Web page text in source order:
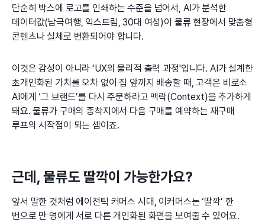
단순히 박스에 로고를 인쇄하는 수준을 넘어서, AI가 분석한
데이터값(남극여행, 익스트림, 30대 여성)이 물류 현장에서 맞춤형
콘텐츠나 실체로 변환되어야 합니다.
이것은 감성이 아니라 ‘UX의 물리적 출력 과정'입니다. AI가 설계한
초개인화된 가치를 오차 없이 집 앞까지 배송할 때, 고객은 비로소
AI에게 ‘그 브랜드’를 다시 주문하라고 맥락(Context)을 추가하게
돼요. 물류가 구매의 종착지에서 다음 구매를 예약하는 재구매
루프의 시작점이 되는 셈이죠.
근데, 물류도 딸깍이 가능한가요?
앞서 말한 것처럼 에이전틱 커머스 시대, 이커머스는 ‘딸깍’ 한
번으로 만 명에게 서로 다른 개인화된 화면을 보여줄 수 있어요.